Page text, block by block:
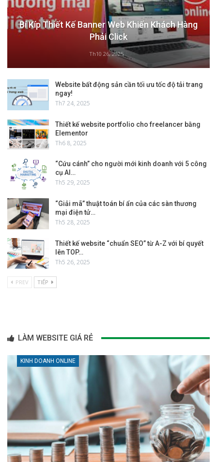
Bí Kíp Thiết Kế Banner Web Khiến Khách Hàng
Phải Click
Th10 26, 2025
Website bất động sản cần tối ưu tốc độ tải trang
ngay!
Th7 24, 2025
Thiết kế website portfolio cho freelancer bằng
Elementor
Th6 8, 2025
“Cứu cánh” cho người mới kinh doanh với 5 công
cụ AI…
Th5 29, 2025
“Giải mã” thuật toán bí ẩn của các sàn thương
mại điện tử…
Th5 28, 2025
Thiết kế website “chuẩn SEO” từ A-Z với bí quyết
lên TOP…
Th5 26, 2025
PREV TIẾP
LÀM WEBSITE GIÁ RẺ
KINH DOANH ONLINE